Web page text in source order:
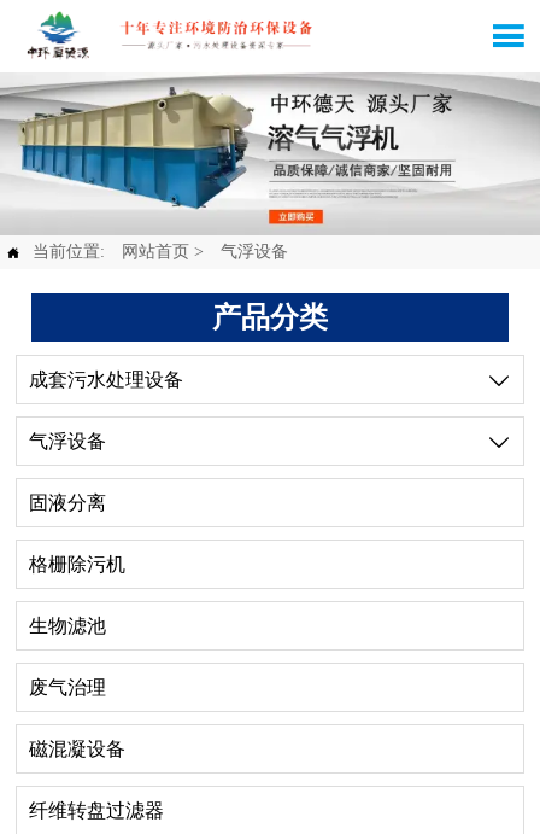

 当前位置: 网站首页 > 气浮设备
产品分类
成套污水处理设备 
气浮设备 
固液分离
格栅除污机
生物滤池
废气治理
磁混凝设备
纤维转盘过滤器